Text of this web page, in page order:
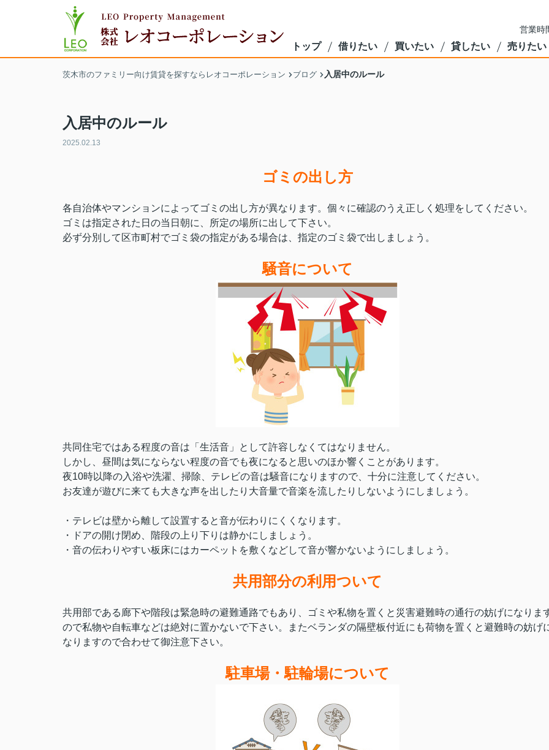
営業時
トップ 借りたい 買いたい 貸したい 売りたい
茨木市のファミリー向け賃貸を探すならレオコーポレーション ブログ 入居中のルール
入居中のルール
2025.02.13
ゴミの出し方
各自治体やマンションによってゴミの出し方が異なります。個々に確認のうえ正しく処理をしてください。
ゴミは指定された日の当日朝に、所定の場所に出して下さい。
必ず分別して区市町村でゴミ袋の指定がある場合は、指定のゴミ袋で出しましょう。
騒音について
共同住宅ではある程度の音は「生活音」として許容しなくてはなりません。
しかし、昼間は気にならない程度の音でも夜になると思いのほか響くことがあります。
夜10時以降の入浴や洗濯、掃除、テレビの音は騒音になりますので、十分に注意してください。
お友達が遊びに来ても大きな声を出したり大音量で音楽を流したりしないようにしましょう。
・テレビは壁から離して設置すると音が伝わりにくくなります。
・ドアの開け閉め、階段の上り下りは静かにしましょう。
・音の伝わりやすい板床にはカーペットを敷くなどして音が響かないようにしましょう。
共用部分の利用ついて
共用部である廊下や階段は緊急時の避難通路でもあり、ゴミや私物を置くと災害避難時の通行の妨げになりま
ので私物や自転車などは絶対に置かないで下さい。またベランダの隔壁板付近にも荷物を置くと避難時の妨げ
なりますので合わせて御注意下さい。
駐車場・駐輪場について